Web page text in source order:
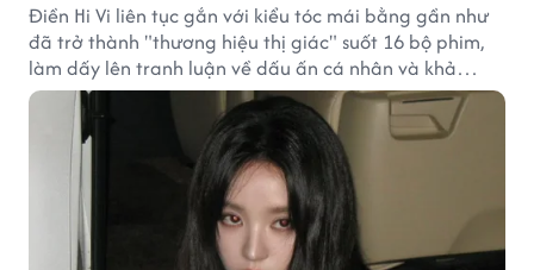
Điền Hi Vi liên tục gắn với kiểu tóc mái bằng gần như
đã trở thành "thương hiệu thị giác" suốt 16 bộ phim,
làm dấy lên tranh luận về dấu ấn cá nhân và khả
năng biến hóa trên màn ảnh.